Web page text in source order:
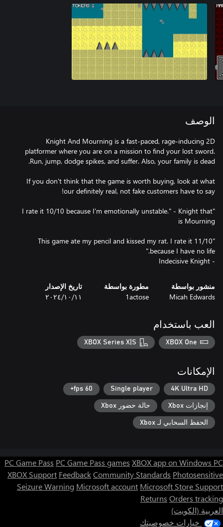
الوصف
Knight And Mourning is a fast-paced, rage-inducing 2D
platformer where you are on a mission to find your lost sword.
If you don't think that the game is worth buying, look at what
"I rate it 10/10 because I'm emotionally unstable." - Knight that
"This game ate my pencil and kissed my rat. I rate it 11/10
- Indecisive Knight
منشور بواسطة
Micah Edwards
مطورة بواسطة
1actose
تاريخ الإصدار
١١‏/١٠‏/٢٠٢٤
العب باستخدام
XBOX One
XBOX Series X|S
الإمكانات
4K Ultra HD
Single player
60 fps+
إنجازات Xbox حالة حضور Xbox
الحفظ السحابي لـ Xbox
PC Game Pass PC Game Pass games XBOX app on Windows PC
XBOX Support FeedbackCommunity Standards Photosensitive
Seizure Warning Microsoft account Microsoft Store Support
Returns Orders tracking
العربية (الكويت)
خيارات خصوصيتك